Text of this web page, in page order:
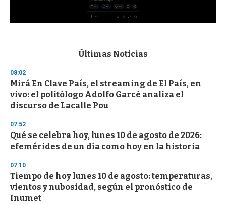
s
d
s
o
f
3
s
e
c
o
d
s
Últimas Noticias
08:02
Mirá En Clave País, el streaming de El País, en
vivo: el politólogo Adolfo Garcé analiza el
discurso de Lacalle Pou
07:52
Qué se celebra hoy, lunes 10 de agosto de 2026:
efemérides de un día como hoy en la historia
07:10
Tiempo de hoy lunes 10 de agosto: temperaturas,
vientos y nubosidad, según el pronóstico de
Inumet